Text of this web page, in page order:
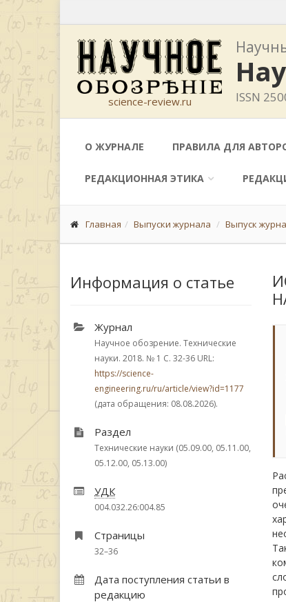
science-review.ru ISSN
О ЖУРНАЛЕ ПРАВИЛА ДЛЯ
РЕДАКЦИОННАЯ ЭТИКА
Главная Выпуски журнала Выпуск
Информация о статье
Журнал
Научное обозрение. Технические
науки. 2018. № 1 С. 32-36 URL:
https://science-
engineering.ru/ru/article/view?id=1177
(дата обращения: 08.08.2026).
Раздел
Технические науки (05.09.00, 05.11.00,
05.12.00, 05.13.00)
УДК
004.032.26:004.85
Страницы
32–36
Дата поступления статьи в
редакцию